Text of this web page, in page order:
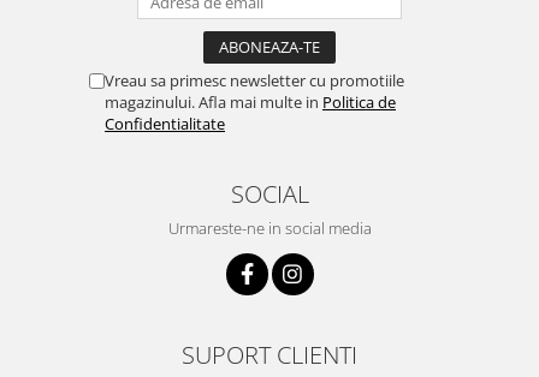
Masini de maturat manuale
Masini batut stalpi
Accesorii aragaze & butelii
Vreau sa primesc newsletter cu promotiile
magazinului. Afla mai multe in Politica de
Confidentialitate
SOCIAL
Urmareste-ne in social media
SUPORT CLIENTI